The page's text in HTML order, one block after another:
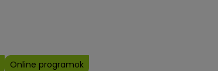
Online programok